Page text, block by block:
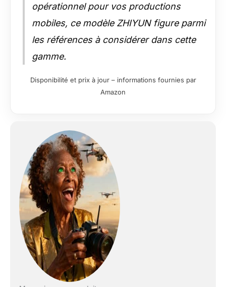
opérationnel pour vos productions
mobiles, ce modèle ZHIYUN figure parmi
les références à considérer dans cette
gamme.
Disponibilité et prix à jour – informations fournies par
Amazon